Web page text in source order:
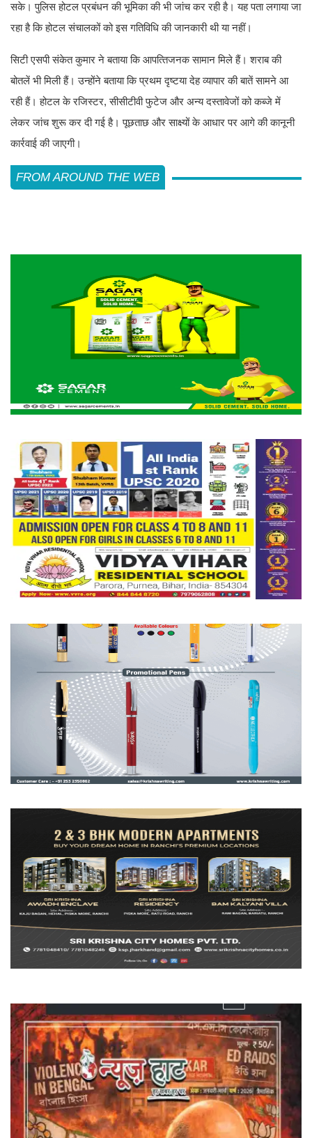
सके। पुलिस होटल प्रबंधन की भूमिका की भी जांच कर रही है। यह पता लगाया जा
रहा है कि होटल संचालकों को इस गतिविधि की जानकारी थी या नहीं।
सिटी एसपी संकेत कुमार ने बताया कि आपत्‍त‍िजनक सामान मिले हैं। शराब की
बोतलें भी मिली हैं। उन्‍होंने बताया कि प्रथम दृष्‍टया देह व्‍यापार की बातें सामने आ
रही हैं। होटल के रजिस्टर, सीसीटीवी फुटेज और अन्य दस्तावेजों को कब्जे में
लेकर जांच शुरू कर दी गई है। पूछताछ और साक्ष्यों के आधार पर आगे की कानूनी
कार्रवाई की जाएगी।
FROM AROUND THE WEB